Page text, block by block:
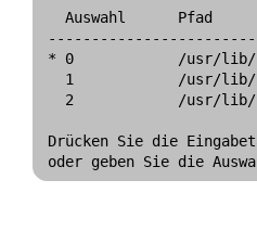
Auswahl      Pfad
* 0            /usr/lib/jvm/
1            /usr/
2            /usr/
Drücken Sie die